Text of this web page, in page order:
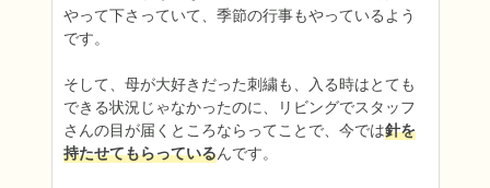
やって下さっていて、季節の行事もやっているよう
です。
そして、母が大好きだった刺繍も、入る時はとても
できる状況じゃなかったのに、リビングでスタッフ
さんの目が届くところならってことで、今では針を
持たせてもらっているんです。